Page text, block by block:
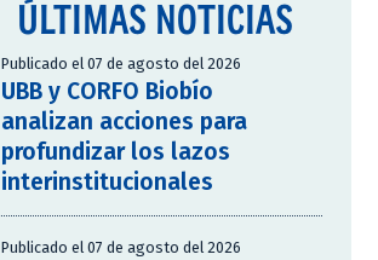
ÚLTIMAS NOTICIAS
Publicado el 07 de agosto del 2026
UBB y CORFO Biobío
analizan acciones para
profundizar los lazos
interinstitucionales
Publicado el 07 de agosto del 2026